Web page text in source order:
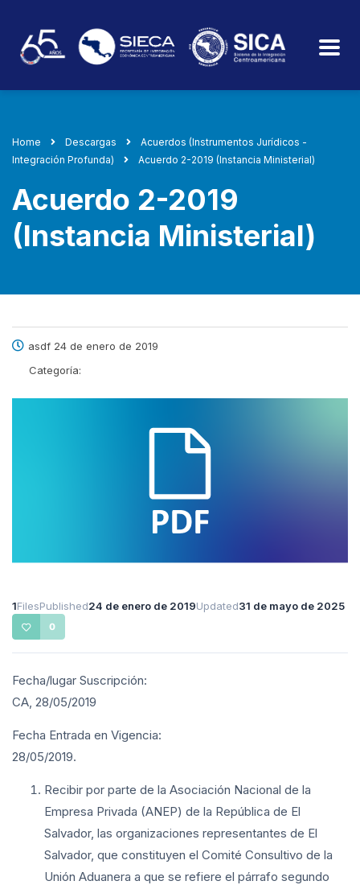
Home Descargas
Acuerdos (Instrumentos Jurídicos -
Integración Profunda)
Acuerdo 2-2019 (Instancia Ministerial)
Acuerdo 2-2019
(Instancia Ministerial)
asdf 24 de enero de 2019
Categoría:
1FilesPublished24 de enero de 2019Updated31 de mayo de 2025
0
Fecha/lugar Suscripción:
CA, 28/05/2019
Fecha Entrada en Vigencia:
28/05/2019.
Recibir por parte de la Asociación Nacional de la
Empresa Privada (ANEP) de la República de El
Salvador, las organizaciones representantes de El
Salvador, que constituyen el Comité Consultivo de la
Unión Aduanera a que se refiere el párrafo segundo